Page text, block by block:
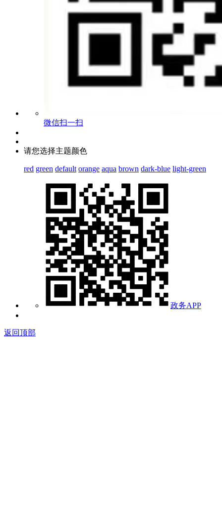
微信扫一扫
请您选择主题颜色
red green default orange aqua brown dark-blue light-green
政务APP
返回顶部